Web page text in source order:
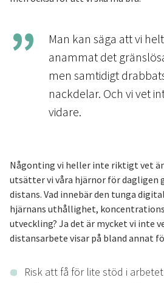
Man kan säga att vi
anammat det
men samtidigt
nackdelar. Och vi vet
vidare.
Någonting vi heller inte riktigt vet
utsätter vi våra hjärnor för dagligen
distans. Vad innebär den tunga
hjärnans uthållighet,
utveckling? Ja det är mycket vi inte
distansarbete visar på bland annat
Risk att få för lite stöd i arbetet